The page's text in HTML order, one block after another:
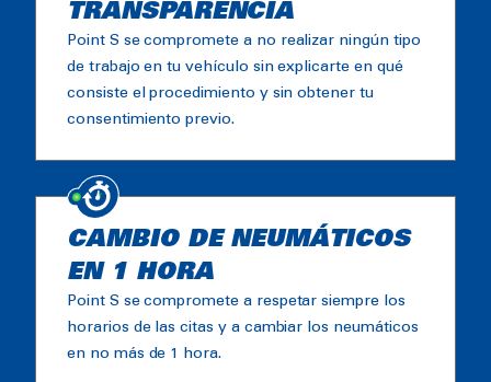
TRANSPARENCIA
Point S se compromete a no realizar ningún tipo
de trabajo en tu vehículo sin explicarte en qué
consiste el procedimiento y sin obtener tu
consentimiento previo.
CAMBIO DE NEUMÁTICOS
EN 1 HORA
Point S se compromete a respetar siempre los
horarios de las citas y a cambiar los neumáticos
en no más de 1 hora.